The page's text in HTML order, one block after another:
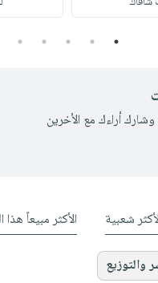
1
2
3
4
5
وشارك أراءك مع الأخرين
شعبية الأكثر مبيعاً هذا
والتوزيع